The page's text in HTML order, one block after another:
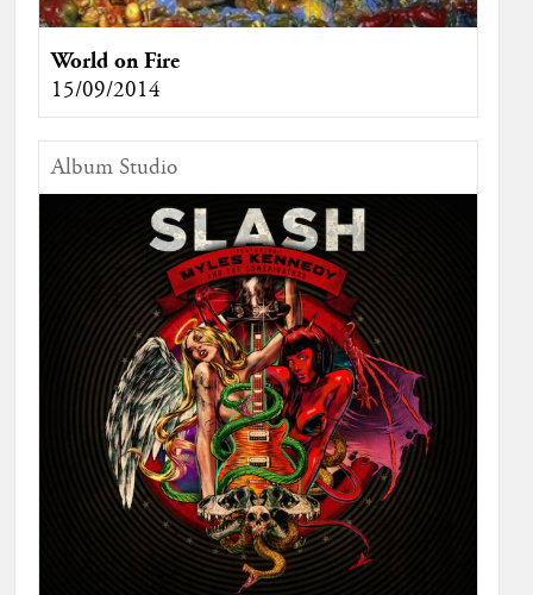
World on Fire
15/09/2014
Album Studio